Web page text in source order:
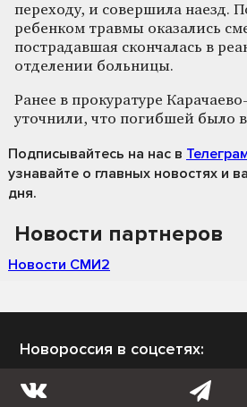
переходу, и совершила наезд.
ребенком травмы оказались
пострадавшая скончалась в
отделении больницы.
Ранее в прокуратуре
уточнили, что погибшей было
Подписывайтесь на нас в
узнавайте о главных новостях и
дня.
Новости партнеров
Новости СМИ2
Новороссия в соцсетях: